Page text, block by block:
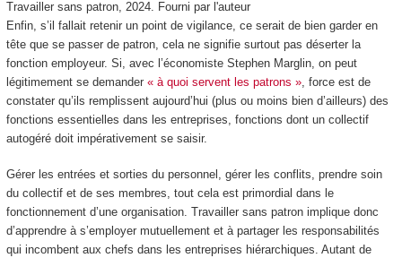
Travailler sans patron, 2024.
Fourni par l'auteur
Enfin, s’il fallait retenir un point de vigilance, ce serait de bien garder en
tête que se passer de patron, cela ne signifie surtout pas déserter la
fonction employeur. Si, avec l’économiste Stephen Marglin, on peut
légitimement se demander « à quoi servent les patrons », force est de
constater qu’ils remplissent aujourd’hui (plus ou moins bien d’ailleurs) des
fonctions essentielles dans les entreprises, fonctions dont un collectif
autogéré doit impérativement se saisir.
Gérer les entrées et sorties du personnel, gérer les conflits, prendre soin
du collectif et de ses membres, tout cela est primordial dans le
fonctionnement d’une organisation. Travailler sans patron implique donc
d’apprendre à s’employer mutuellement et à partager les responsabilités
qui incombent aux chefs dans les entreprises hiérarchiques. Autant de